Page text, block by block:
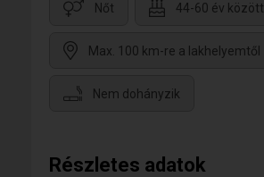
Nőt 44-60 év között
Max. 100 km-re a lakhelyemtől
Nem dohányzik
Részletes adatok